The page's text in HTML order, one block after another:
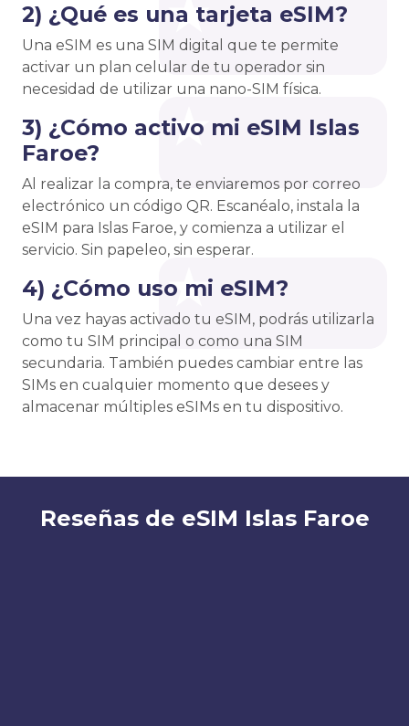
2) ¿Qué es una tarjeta eSIM?
Una eSIM es una SIM digital que te permite
activar un plan celular de tu operador sin
necesidad de utilizar una nano-SIM física.
3) ¿Cómo activo mi eSIM Islas
Faroe?
Al realizar la compra, te enviaremos por correo
electrónico un código QR. Escanéalo, instala la
eSIM para Islas Faroe, y comienza a utilizar el
servicio. Sin papeleo, sin esperar.
4) ¿Cómo uso mi eSIM?
Una vez hayas activado tu eSIM, podrás utilizarla
como tu SIM principal o como una SIM
secundaria. También puedes cambiar entre las
SIMs en cualquier momento que desees y
almacenar múltiples eSIMs en tu dispositivo.
Reseñas de eSIM Islas Faroe